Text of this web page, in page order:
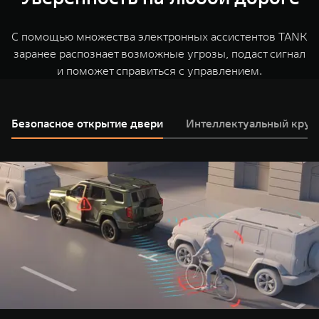
красоту и глубину звучания, погружая вас в мир
среды, помогая детям расслабиться и уснуть.
TANK подготовили “зимний пакет” - подогрев руля и
стекол и форсунок стеклоомывателя, а также
дополнительную антикоррозийную обработку и
омыватель камеры заднего вида.
С помощью множества электронных ассистентов TANK
заранее распознает возможные угрозы, подаст сигнал
и поможет справиться с управлением.
Безопасное открытие двери Интеллектуальный